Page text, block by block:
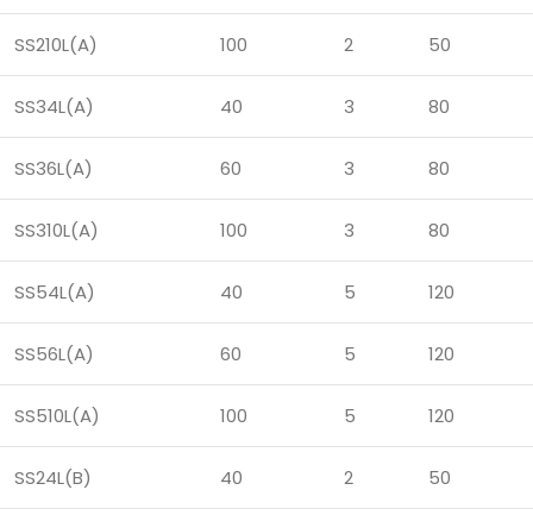
SS210L(A) 100 2 50
SS34L(A) 40 3 80
SS36L(A) 60 3 80
SS310L(A) 100 3 80
SS54L(A) 40 5 120
SS56L(A) 60 5 120
SS510L(A) 100 5 120
SS24L(B) 40 2 50